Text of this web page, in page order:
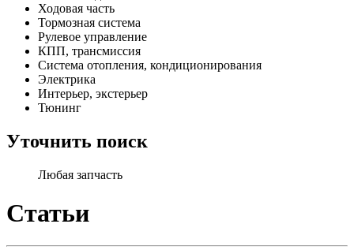
Ходовая часть
Тормозная система
Рулевое управление
КПП, трансмиссия
Система отопления, кондиционирования
Электрика
Интерьер, экстерьер
Тюнинг
Уточнить поиск
Любая запчасть
Статьи